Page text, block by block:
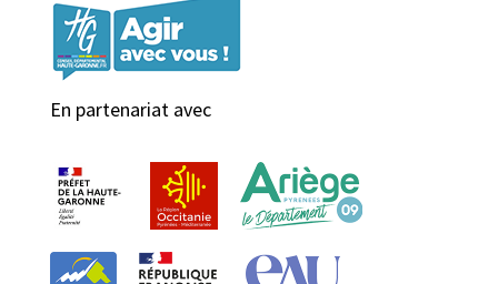
En partenariat avec